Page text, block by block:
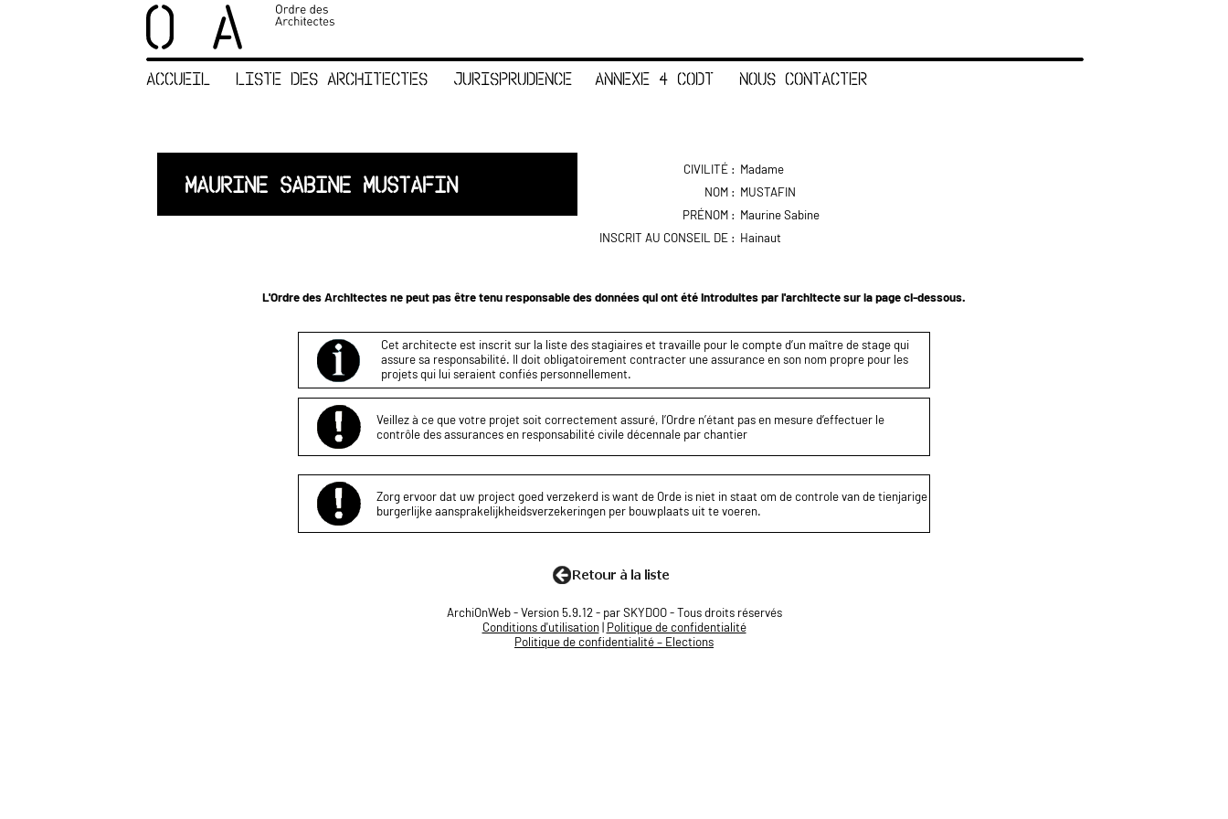
ACCUEIL LISTE DES ARCHITECTES JURISPRUDENCE ANNEXE 4 CODT NOUS CONTACTER
MAURINE SABINE MUSTAFIN
CIVILITÉ : Madame
NOM : MUSTAFIN
PRÉNOM : Maurine Sabine
INSCRIT AU CONSEIL DE : Hainaut
L'Ordre des Architectes ne peut pas être tenu responsable des données qui ont été introduites par l'architecte sur la page ci-dessous.
Cet architecte est inscrit sur la liste des stagiaires et travaille pour le compte d’un maître de stage qui
assure sa responsabilité. Il doit obligatoirement contracter une assurance en son nom propre pour les
projets qui lui seraient confiés personnellement.
Veillez à ce que votre projet soit correctement assuré, l’Ordre n’étant pas en mesure d’effectuer le
contrôle des assurances en responsabilité civile décennale par chantier
Zorg ervoor dat uw project goed verzekerd is want de Orde is niet in staat om de controle van de tienjarige
burgerlijke aansprakelijkheidsverzekeringen per bouwplaats uit te voeren.
ArchiOnWeb - Version 5.9.12 - par SKYDOO - Tous droits réservés
Conditions d'utilisation| Politique de confidentialité
Politique de confidentialité – Elections